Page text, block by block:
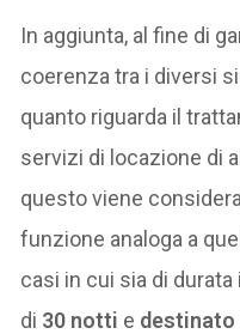
In aggiunta, al fine di
coerenza tra i diversi
quanto riguarda il
servizi di locazione di
questo viene
funzione analoga a
casi in cui sia di
di 30 notti e destinato